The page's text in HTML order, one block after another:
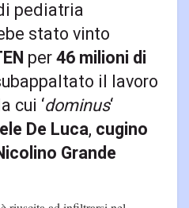
pediatria
stato vinto
per46 milioni di
il lavoro
cui ‘dominus‘
De Luca, cugino
Grande